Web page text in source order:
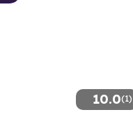
10.0(1)